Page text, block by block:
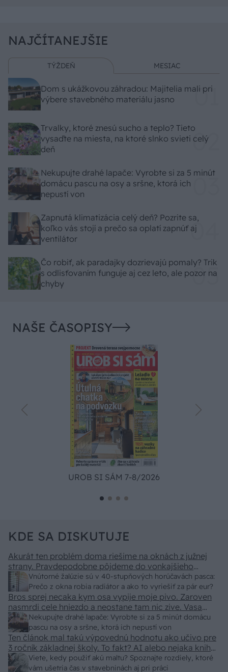
NAJČÍTANEJŠIE
TÝŽDEŇ MESIAC
Dom s ukážkovou záhradou: Majitelia mali pri
výbere stavebného materiálu jasno
Trvalky, ktoré znesú sucho a teplo? Tieto
vysaďte na miesta, na ktoré slnko svieti celý
deň
Nekupujte drahé lapače: Vyrobte si za 5 minút
domácu pascu na osy a sršne, ktorá ich
nepustí von
Zapnutá klimatizácia celý deň? Pozrite sa,
koľko vás stojí a prečo sa oplatí zapnúť aj
ventilátor
Čo robiť, ak paradajky dozrievajú pomaly? Trik
s odlisťovaním funguje aj cez leto, ale pozor na
chyby
NAŠE ČASOPISY
UROB SI SÁM 7-8/2026
KDE SA DISKUTUJE
Vnútorné žalúzie sú v 40-stupňových horúčavách pasca:
Prečo z okna robia radiátor a ako to vyriešiť za pár eur?
Akurát ten problém doma riešime na oknách z južnej
strany. Pravdepodobne pôjdeme do vonkajšieho
tienenia na spôsob markízy 250x150cm. Čínsky
predajcovia idú okolo 100 eur kus.
Nekupujte drahé lapače: Vyrobte si za 5 minút domácu
pascu na osy a sršne, ktorá ich nepustí von
Bros sprej necaka kym osa vypije moje pivo. Zaroven
nasmrdi cele hniezdo a neostane tam nic zive. Vasa
pasca naucinke moc efektivne. Skor pritiahne slimaky
Viete, kedy použiť akú maltu? Spoznajte rozdiely, ktoré
vám ušetria čas v stavebninách aj pri práci
Ten článok mal takú výpovednú hodnotu ako učivo pre
3 ročník základnej školy. To fakt? AI alebo nejaka kniha
z VŠ? Dnešné rychlotvrdnuce malty - pevnosť 40 Mpa a
doba schnutia tak 15 minut , k tomu vodotesné s